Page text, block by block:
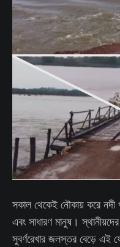
সকাল থেকেই নৌকায় করে নদী
এবং সাধারণ মানুষ।
সুবর্ণরেখার জলস্তর বেড়ে এই